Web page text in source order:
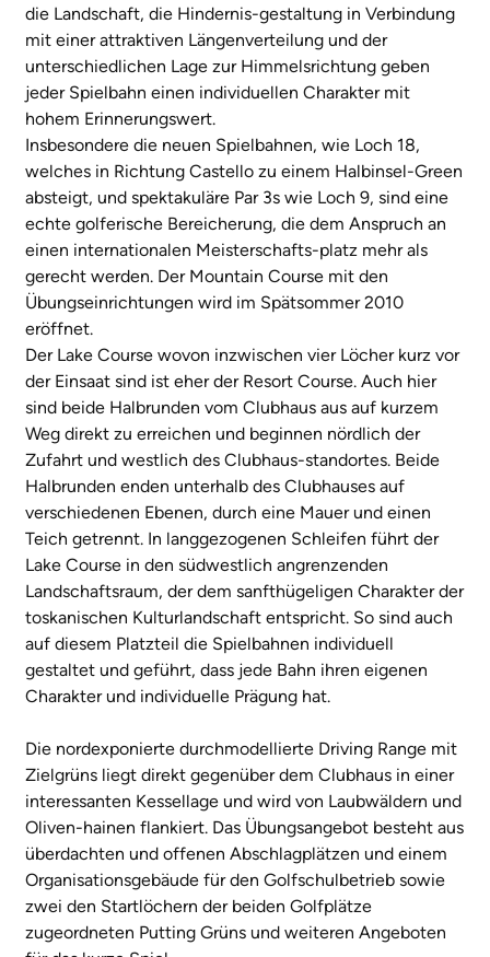
die Landschaft, die Hindernis-gestaltung in Verbindung
mit einer attraktiven Längenverteilung und der
unterschiedlichen Lage zur Himmelsrichtung geben
jeder Spielbahn einen individuellen Charakter mit
hohem Erinnerungswert.
Insbesondere die neuen Spielbahnen, wie Loch 18,
welches in Richtung Castello zu einem Halbinsel-Green
absteigt, und spektakuläre Par 3s wie Loch 9, sind eine
echte golferische Bereicherung, die dem Anspruch an
einen internationalen Meisterschafts-platz mehr als
gerecht werden. Der Mountain Course mit den
Übungseinrichtungen wird im Spätsommer 2010
eröffnet.
Der Lake Course wovon inzwischen vier Löcher kurz vor
der Einsaat sind ist eher der Resort Course. Auch hier
sind beide Halbrunden vom Clubhaus aus auf kurzem
Weg direkt zu erreichen und beginnen nördlich der
Zufahrt und westlich des Clubhaus-standortes. Beide
Halbrunden enden unterhalb des Clubhauses auf
verschiedenen Ebenen, durch eine Mauer und einen
Teich getrennt. In langgezogenen Schleifen führt der
Lake Course in den südwestlich angrenzenden
Landschaftsraum, der dem sanfthügeligen Charakter der
toskanischen Kulturlandschaft entspricht. So sind auch
auf diesem Platzteil die Spielbahnen individuell
gestaltet und geführt, dass jede Bahn ihren eigenen
Charakter und individuelle Prägung hat.
Die nordexponierte durchmodellierte Driving Range mit
Zielgrüns liegt direkt gegenüber dem Clubhaus in einer
interessanten Kessellage und wird von Laubwäldern und
Oliven-hainen flankiert. Das Übungsangebot besteht aus
überdachten und offenen Abschlagplätzen und einem
Organisationsgebäude für den Golfschulbetrieb sowie
zwei den Startlöchern der beiden Golfplätze
zugeordneten Putting Grüns und weiteren Angeboten